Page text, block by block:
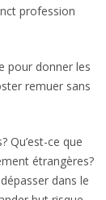
profession
pour donner les
remuer sans
Qu’est-ce que
étrangères?
dans le